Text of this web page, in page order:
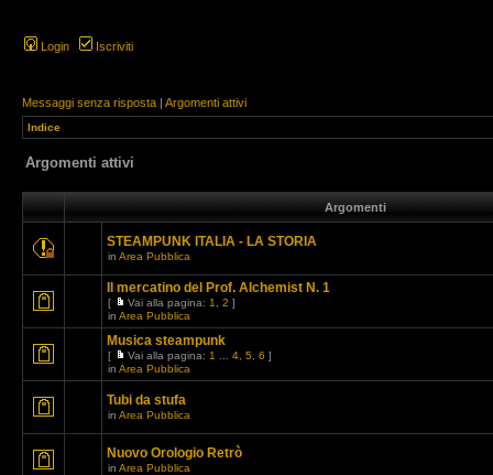
Login Iscriviti
Messaggi senza risposta | Argomenti attivi
Indice
Argomenti attivi
Argomenti
STEAMPUNK ITALIA - LA STORIA
in Area Pubblica
Il mercatino del Prof. Alchemist N. 1
[ Vai alla pagina: 1 2 ]
in Area Pubblica
Musica steampunk
[ Vai alla pagina: 1 4 5 6 ]
in Area Pubblica
Tubi da stufa
in Area Pubblica
Nuovo Orologio Retrò
in Area Pubblica